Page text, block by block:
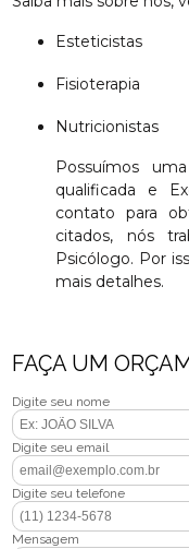
Esteticistas
Fisioterapia
Nutricionistas
Possuímos
qualificada e
contato para
citados, nós
Psicólogo. Por
mais detalhes.
FAÇA UM
Digite seu nome
Digite seu email
Digite seu telefone
Mensagem